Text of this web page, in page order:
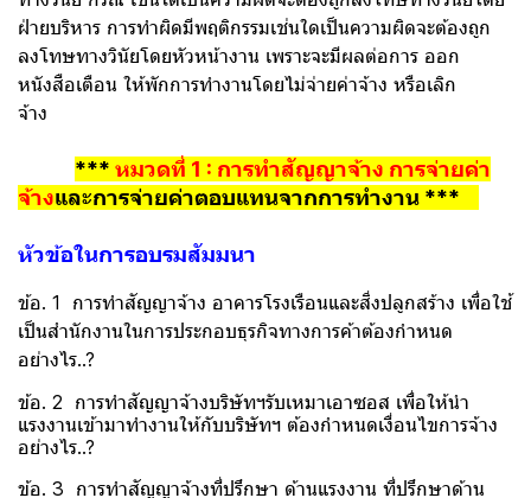
ฝ่ายบริหาร การทำผิดมีพฤติกรรมเช่นใดเป็นความผิดจะต้องถูก
ลงโทษทางวินัยโดยหัวหน้างาน เพราะจะมีผลต่อการ ออก
หนังสือเตือน ให้พักการทำงานโดยไม่จ่ายค่าจ้าง หรือเลิก
จ้าง
*** หมวดที่ 1 : การทำสัญญาจ้าง การจ่ายค่า
จ้างและการจ่ายค่าตอบแทนจากการทำงาน ***
หัวข้อในการอบรมสัมมนา
ข้อ. 1 การทำสัญญาจ้าง อาคารโรงเรือนและสิ่งปลูกสร้าง เพื่อใช้
เป็นสำนักงานในการประกอบธุรกิจทางการค้าต้องกำหนด
อย่างไร..?
ข้อ. 2 การทำสัญญาจ้างบริษัทฯรับเหมาเอาซอส เพื่อให้นำ
แรงงานเข้ามาทำงานให้กับบริษัทฯ ต้องกำหนดเงื่อนไขการจ้าง
อย่างไร..?
ข้อ. 3 การทำสัญญาจ้างที่ปรึกษา ด้านแรงงาน ที่ปรึกษาด้าน